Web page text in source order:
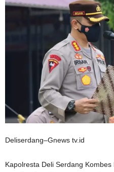
Deliserdang–Gnews tv.id
Kapolresta Deli Serdang